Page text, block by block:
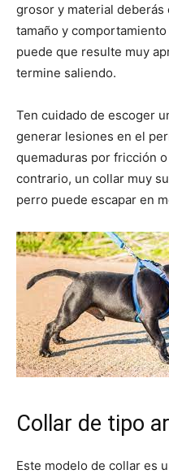
grosor y material deberás
tamaño y
puede que resulte muy
termine saliendo.
Ten cuidado de escoger
generar lesiones en el
quemaduras por fricción
contrario, un collar muy
perro puede escapar en
Collar de tipo
Este modelo de collar es